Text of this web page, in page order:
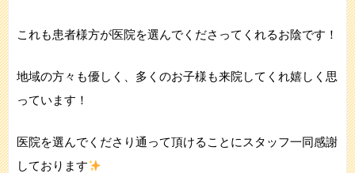
これも患者様方が医院を選んでくださってくれるお陰です！
地域の方々も優しく、多くのお子様も来院してくれ嬉しく思
っています！
医院を選んでくださり通って頂けることにスタッフ一同感謝
しております